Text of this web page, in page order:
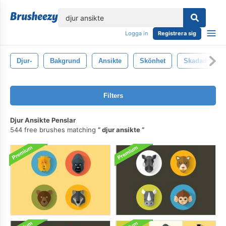
Logga in Registrera sig
Djur- Bakgrund Ansikte Skönhet Skadad
Filters
Djur Ansikte Penslar
544 free brushes matching
djur ansikte